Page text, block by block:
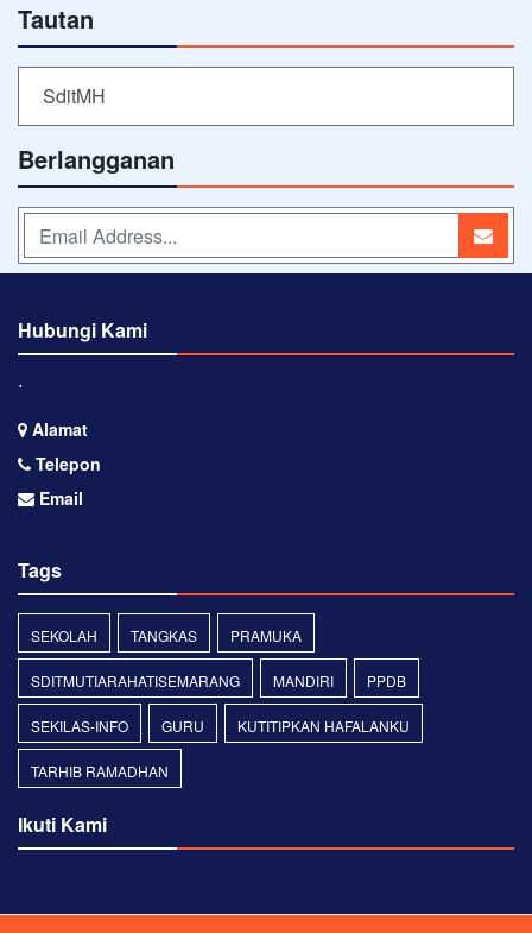
Tautan
SditMH
Berlangganan
Hubungi Kami
⋅
Alamat
Telepon
Email
Tags
SEKOLAH TANGKAS PRAMUKA
SDITMUTIARAHATISEMARANG MANDIRI PPDB
SEKILAS-INFO GURU KUTITIPKAN HAFALANKU
TARHIB RAMADHAN
Ikuti Kami